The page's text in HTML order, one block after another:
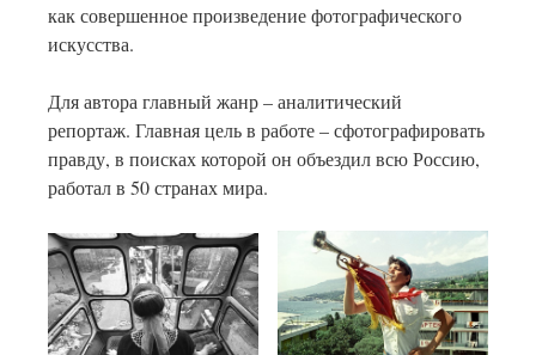
как совершенное произведение фотографического
искусства.
Для автора главный жанр – аналитический
репортаж. Главная цель в работе – сфотографировать
правду, в поисках которой он объездил всю Россию,
работал в 50 странах мира.